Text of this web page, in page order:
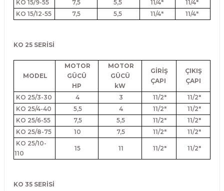
KO 15/9-55 7,5 5,5 11/4"
11/4"
KO 15/12-55
7,5 5,5 11/4" 11/4"
KO 25 SERİSİ
MODEL
MOTOR
GÜCÜ
HP
MOTOR
GÜCÜ
kW
GİRİŞ
ÇAPI
ÇIKIŞ
ÇAPI
KO 25/3-30 4 3 11/2"
11/2"
KO 25/4-40
5,5 4 11/2"
11/2"
KO 25/6-55
7,5 5,5 11/2"
11/2"
KO 25/8-75
10 7,5 11/2"
11/2"
KO 25/10-
110
15 11 11/2" 11/2"
KO 35 SERİSİ